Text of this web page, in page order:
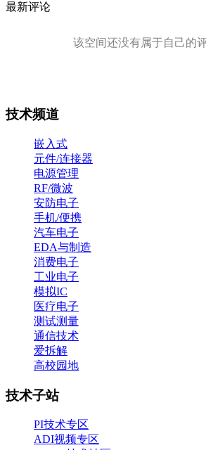
最新评论
该空间还没有属于自己的
技术频道
嵌入式
元件/连接器
电源管理
RF/微波
安防电子
手机/便携
汽车电子
EDA与制造
消费电子
工业电子
模拟IC
医疗电子
测试测量
通信技术
爱拆解
高校园地
技术子站
PI技术专区
ADI视频专区